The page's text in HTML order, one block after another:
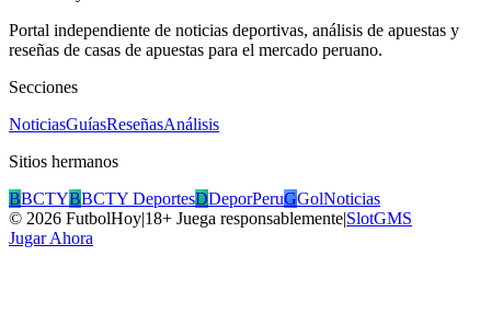
Portal independiente de noticias deportivas, análisis de apuestas y
reseñas de casas de apuestas para el mercado peruano.
Secciones
NoticiasGuíasReseñasAnálisis
Sitios hermanos
BBCTYBBCTY DeportesDDeporPeruGGolNoticias
© 2026 FutbolHoy|18+ Juega responsablemente|SlotGMS
Jugar Ahora